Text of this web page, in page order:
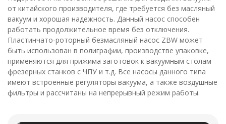
от китайского производителя, где требуется без масляный
вакуум и хорошая надежность. Данный насос способен
работать продолжительное время без отключения.
Пластинчато-роторный безмасляный насос ZBW может
быть использован в полиграфии, производстве упаковке,
применяются для прижима заготовок к вакуумным столам
фрезерных станков с ЧПУ и т.д. Все насосы данного типа
имеют встроенные регуляторы вакуума, а также воздушные
фильтры и рассчитаны на непрерывный режим работы.